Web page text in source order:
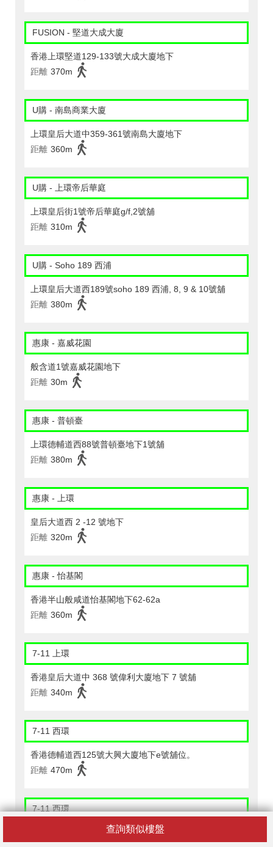
查詢類似樓盤
FUSION - 堅道大成大廈
香港上環堅道129-133號大成大廈地下
距離 370m
U購 - 南島商業大廈
上環皇后大道中359-361號南島大廈地下
距離 360m
U購 - 上環帝后華庭
上環皇后街1號帝后華庭g/f,2號舖
距離 310m
U購 - Soho 189 西浦
上環皇后大道西189號soho 189 西浦, 8, 9 & 10號舖
距離 380m
惠康 - 嘉威花園
般含道1號嘉威花園地下
距離 30m
惠康 - 普頓臺
上環德輔道西88號普頓臺地下1號舖
距離 380m
惠康 - 上環
皇后大道西 2 -12 號地下
距離 320m
惠康 - 怡基閣
香港半山般咸道怡基閣地下62-62a
距離 360m
7-11 上環
香港皇后大道中 368 號偉利大廈地下 7 號舖
距離 340m
7-11 西環
香港德輔道西125號大興大廈地下e號舖位。
距離 470m
7-11 西環
港鐵西營盤站syp 4號舖